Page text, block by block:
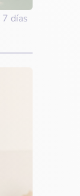
7 días